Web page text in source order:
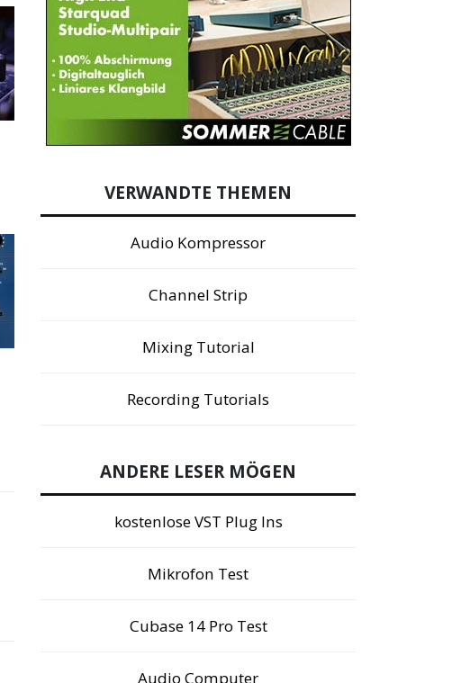
VERWANDTE THEMEN
Audio Kompressor
Channel Strip
Mixing Tutorial
Recording Tutorials
ANDERE LESER MÖGEN
kostenlose VST Plug Ins
Mikrofon Test
Cubase 14 Pro Test
Audio Computer